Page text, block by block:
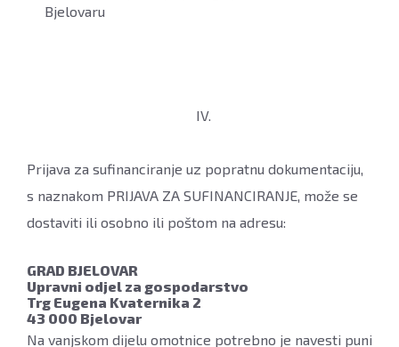
Bjelovaru
IV.
Prijava za sufinanciranje uz popratnu dokumentaciju,
s naznakom PRIJAVA ZA SUFINANCIRANJE, može se
dostaviti ili osobno ili poštom na adresu:
GRAD BJELOVAR
Upravni odjel za gospodarstvo
Trg Eugena Kvaternika 2
43 000 Bjelovar
Na vanjskom dijelu omotnice potrebno je navesti puni